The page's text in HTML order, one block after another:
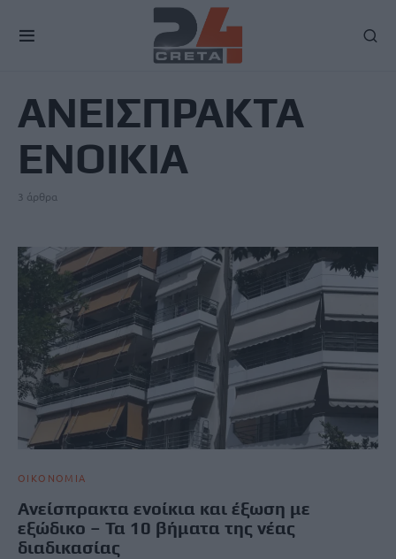
ΑΝΕΙΣΠΡΑΚΤΑ
ΕΝΟΙΚΙΑ
3 άρθρα
ΟΙΚΟΝΟΜΙΑ
Ανείσπρακτα ενοίκια και έξωση με
εξώδικο – Τα 10 βήματα της νέας
διαδικασίας